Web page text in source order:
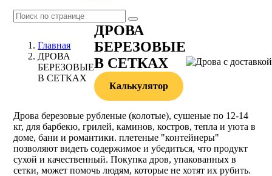
Главная
ДРОВА
БЕРЕЗОВЫЕ
В СЕТКАХ
ДРОВА
БЕРЕЗОВЫЕ
В СЕТКАХ
Калькулятор
Дрова березовые рубленые (колотые), сушеные по 12-14
кг, для барбекю, грилей, каминов, костров, тепла и уюта в
доме, бани и романтики. плетеные "контейнеры"
позволяют видеть содержимое и убедиться, что продукт
сухой и качественный. Покупка дров, упакованных в
сетки, может помочь людям, которые не хотят их рубить.